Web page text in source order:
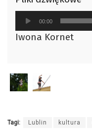
Odtwarzacz
plików
dźwiękowych
00:00
Iwona Kornet
Tagi: Lublin kultura